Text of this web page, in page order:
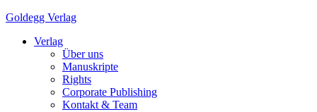
Goldegg Verlag
Verlag
Über uns
Manuskripte
Rights
Corporate Publishing
Kontakt & Team